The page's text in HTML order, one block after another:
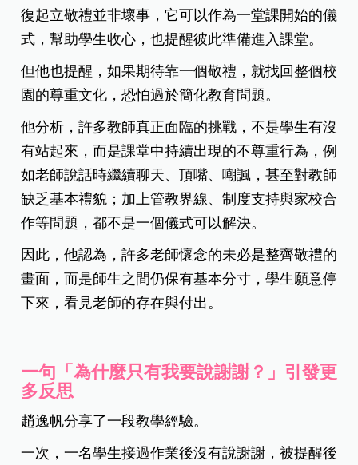
復起立敬禮並非壞事，它可以作為一堂課開始的儀
式，幫助學生收心，也提醒彼此準備進入課堂。
但他也提醒，如果期待靠一個敬禮，就找回整個校
園的尊重文化，恐怕過於簡化教育問題。
他分析，許多教師真正面臨的挑戰，不是學生有沒
有站起來，而是課堂中持續出現的不尊重行為，例
如老師說話時繼續聊天、頂嘴、嘲諷，甚至對教師
缺乏基本禮貌；加上管教界線、制度支持與家校合
作等問題，都不是一個儀式可以解決。
因此，他認為，許多老師懷念的未必是整齊敬禮的
畫面，而是師生之間仍保有基本分寸，學生願意停
下來，看見老師的存在與付出。
一句「為什麼只有我要說謝謝？」引發更
多反思
趙逸帆分享了一段教學經驗。
一次，一名學生接過作業後沒有說謝謝，被提醒後